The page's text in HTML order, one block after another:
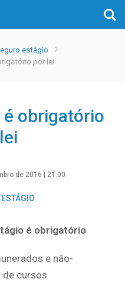
estágio
por lei
obrigatório
de 2016 | 21:00
é obrigatório
e não-
de cursos